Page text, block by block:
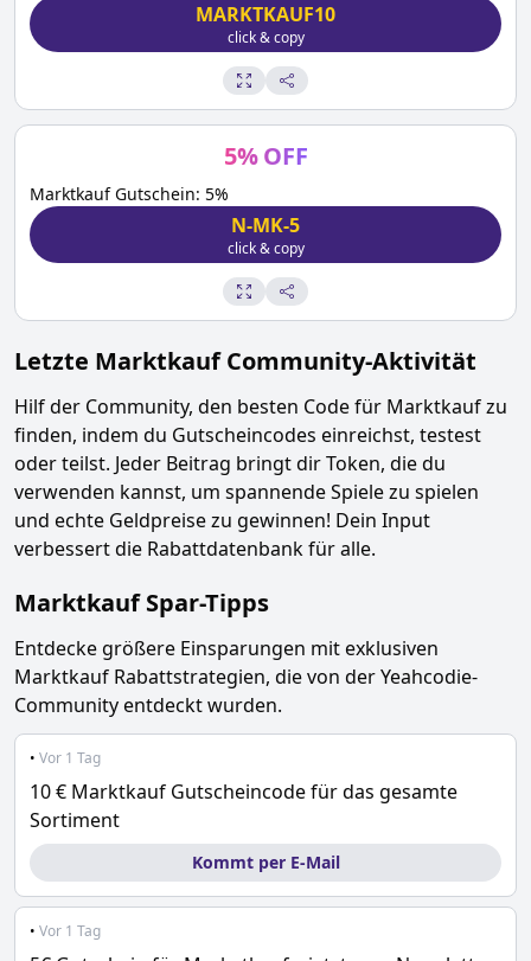
MARKTKAUF10
click & copy
5% OFF
Marktkauf Gutschein: 5%
N-MK-5
click & copy
Letzte MarktkaufCommunity-Aktivität
Hilf der Community, den besten Code für Marktkaufzu
finden, indem du Gutscheincodes einreichst, testest
oder teilst. Jeder Beitrag bringt dir Token, die du
verwenden kannst, um spannende Spiele zu spielen
und echte Geldpreise zu gewinnen! Dein Input
verbessert die Rabattdatenbank für alle.
Marktkauf Spar-Tipps
Entdecke größere Einsparungen mit exklusiven
Marktkauf Rabattstrategien, die von der Yeahcodie-
Community entdeckt wurden.
• Vor 1 Tag
10 € Marktkauf Gutscheincode für das gesamte
Sortiment
Kommt per E-Mail
• Vor 1 Tag